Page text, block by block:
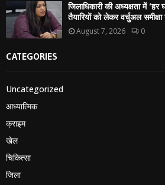
जिलाधिकारी की अध्यक्षता में
तैयारियों को लेकर वर्चुअल
August 7, 2026 0
CATEGORIES
Uncategorized
आध्यात्मिक
क्राइम
खेल
चिकित्सा
जिला